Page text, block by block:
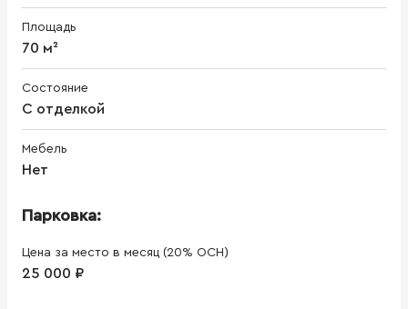
Площадь
70 м²
Состояние
С отделкой
Мебель
Нет
Парковка:
Цена за место в месяц (20% ОСН)
25 000 ₽